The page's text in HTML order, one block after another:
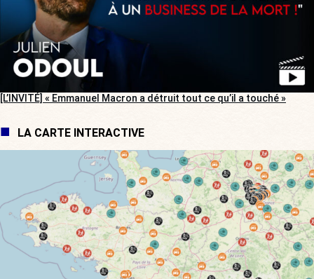
[L’INVITÉ] « Emmanuel Macron a détruit tout ce qu’il a touché »
LA CARTE INTERACTIVE